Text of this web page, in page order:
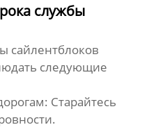
службы
сайлентблоков
следующие
Старайтесь